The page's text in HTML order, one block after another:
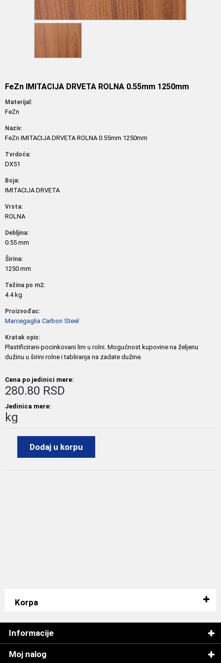
FeZn IMITACIJA DRVETA ROLNA 0.55mm 1250mm
Materijal:
FeZn
Naziv:
FeZn IMITACIJA DRVETA ROLNA 0.55mm 1250mm
Tvrdoća:
DX51
Boja:
IMITACIJA DRVETA
Vrsta:
ROLNA
Debljina:
0.55 mm
Širina:
1250 mm
Težina po m2:
4.4 kg
Proizvođac:
Marcegaglia Carbon Steel
Kratak opis:
Plastificirani-pocinkovani lim u rolni. Mogućnost kupovine na željenu
dužinu u širini rolne i tabliranja na zadate dužine.
Cena po jedinici mere:
280.80 RSD
Jedinica mere:
kg
Dodaj u korpu
Korpa
Informacije
Moj nalog